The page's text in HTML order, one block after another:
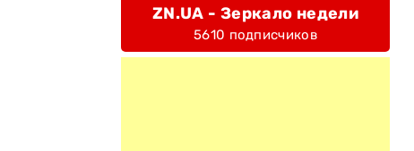
ZN.UA - Зеркало недели
5610 подписчиков